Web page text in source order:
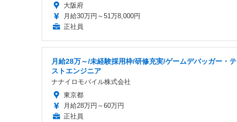
大阪府
月給30万円～51万8,000円
正社員
月給28万～/未経験採用枠/研修充実/ゲームデバッガー・テ
ストエンジニア
ナナイロモバイル株式会社
東京都
月給28万円～60万円
正社員